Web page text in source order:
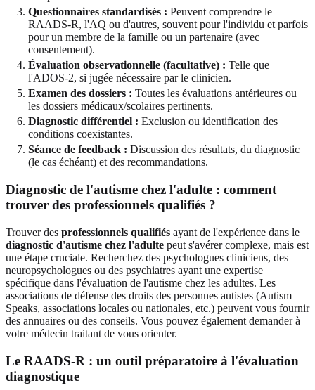
Questionnaires standardisés : Peuvent comprendre le
RAADS-R, l'AQ ou d'autres, souvent pour l'individu et parfois
pour un membre de la famille ou un partenaire (avec
consentement).
Évaluation observationnelle (facultative) : Telle que
l'ADOS-2, si jugée nécessaire par le clinicien.
Examen des dossiers : Toutes les évaluations antérieures ou
les dossiers médicaux/scolaires pertinents.
Diagnostic différentiel : Exclusion ou identification des
conditions coexistantes.
Séance de feedback : Discussion des résultats, du diagnostic
(le cas échéant) et des recommandations.
Diagnostic de l'autisme chez l'adulte : comment
trouver des professionnels qualifiés ?
Trouver des professionnels qualifiés ayant de l'expérience dans le
diagnostic d'autisme chez l'adulte peut s'avérer complexe, mais est
une étape cruciale. Recherchez des psychologues cliniciens, des
neuropsychologues ou des psychiatres ayant une expertise
spécifique dans l'évaluation de l'autisme chez les adultes. Les
associations de défense des droits des personnes autistes (Autism
Speaks, associations locales ou nationales, etc.) peuvent vous fournir
des annuaires ou des conseils. Vous pouvez également demander à
votre médecin traitant de vous orienter.
Le RAADS-R : un outil préparatoire à l'évaluation
diagnostique